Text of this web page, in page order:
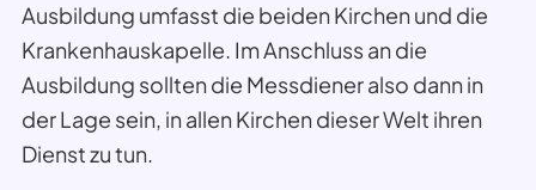
Ausbildung umfasst die beiden Kirchen und die
Krankenhauskapelle. Im Anschluss an die
Ausbildung sollten die Messdiener also dann in
der Lage sein, in allen Kirchen dieser Welt ihren
Dienst zu tun.